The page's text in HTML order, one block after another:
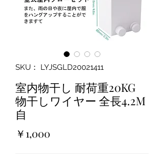
SKU： LYJSGLD20021411
室内物干し 耐荷重20KG
物干しワイヤー 全長4.2M
自
￥1,000